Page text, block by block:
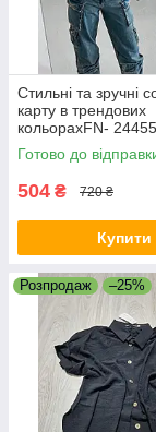
Стильні та зручні
карту в трендових
кольорахFN-
Готово до
504 ₴ 720 ₴
Купити
Розпродаж –25%